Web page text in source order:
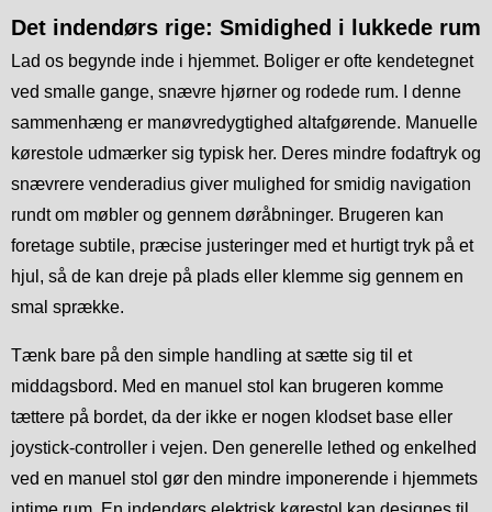
Det indendørs rige: Smidighed i lukkede rum
Lad os begynde inde i hjemmet. Boliger er ofte kendetegnet
ved smalle gange, snævre hjørner og rodede rum. I denne
sammenhæng er manøvredygtighed altafgørende. Manuelle
kørestole udmærker sig typisk her. Deres mindre fodaftryk og
snævrere venderadius giver mulighed for smidig navigation
rundt om møbler og gennem døråbninger. Brugeren kan
foretage subtile, præcise justeringer med et hurtigt tryk på et
hjul, så de kan dreje på plads eller klemme sig gennem en
smal sprække.
Tænk bare på den simple handling at sætte sig til et
middagsbord. Med en manuel stol kan brugeren komme
tættere på bordet, da der ikke er nogen klodset base eller
joystick-controller i vejen. Den generelle lethed og enkelhed
ved en manuel stol gør den mindre imponerende i hjemmets